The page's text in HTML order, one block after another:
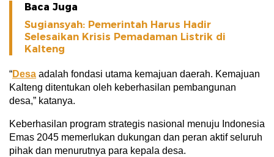
Baca Juga
Sugiansyah: Pemerintah Harus Hadir
Selesaikan Krisis Pemadaman Listrik di
Kalteng
“Desa adalah fondasi utama kemajuan daerah. Kemajuan
Kalteng ditentukan oleh keberhasilan pembangunan
desa,” katanya.
Keberhasilan program strategis nasional menuju Indonesia
Emas 2045 memerlukan dukungan dan peran aktif seluruh
pihak dan menurutnya para kepala desa.